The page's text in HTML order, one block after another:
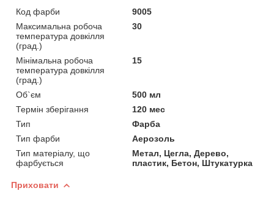
Код фарби
9005
Максимальна робоча
температура довкілля
(град.)
30
Мінімальна робоча
температура довкілля
(град.)
15
Об`єм
500 мл
Термін зберігання
120 мес
Тип
Фарба
Тип фарби
Аерозоль
Тип матеріалу, що
фарбується
Метал, Цегла, Дерево,
пластик, Бетон, Штукатурка
Приховати